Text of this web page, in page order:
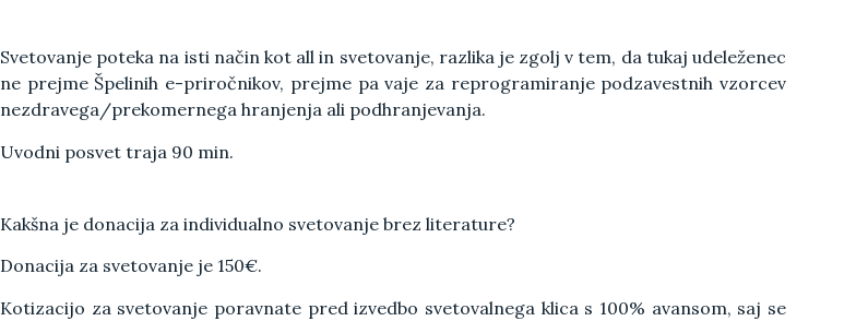
Svetovanje poteka na isti način kot all in svetovanje, razlika je zgolj v tem, da tukaj udeleženec
ne prejme Špelinih e-priročnikov, prejme pa vaje za reprogramiranje podzavestnih vzorcev
nezdravega/prekomernega hranjenja ali podhranjevanja.
Uvodni posvet traja 90 min.
Kakšna je donacija za individualno svetovanje brez literature?
Donacija za svetovanje je 150€.
Kotizacijo za svetovanje poravnate pred izvedbo svetovalnega klica s 100% avansom, saj se